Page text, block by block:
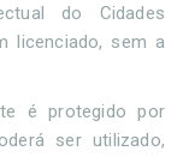
do Cidades
licenciado, sem a
é protegido por
ser utilizado,